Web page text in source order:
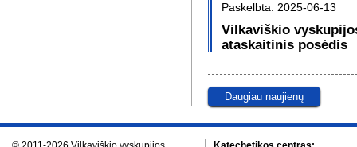
Paskelbta: 2025-06-13
Vilkaviškio
ataskaitinis posėdis
Daugiau naujienų